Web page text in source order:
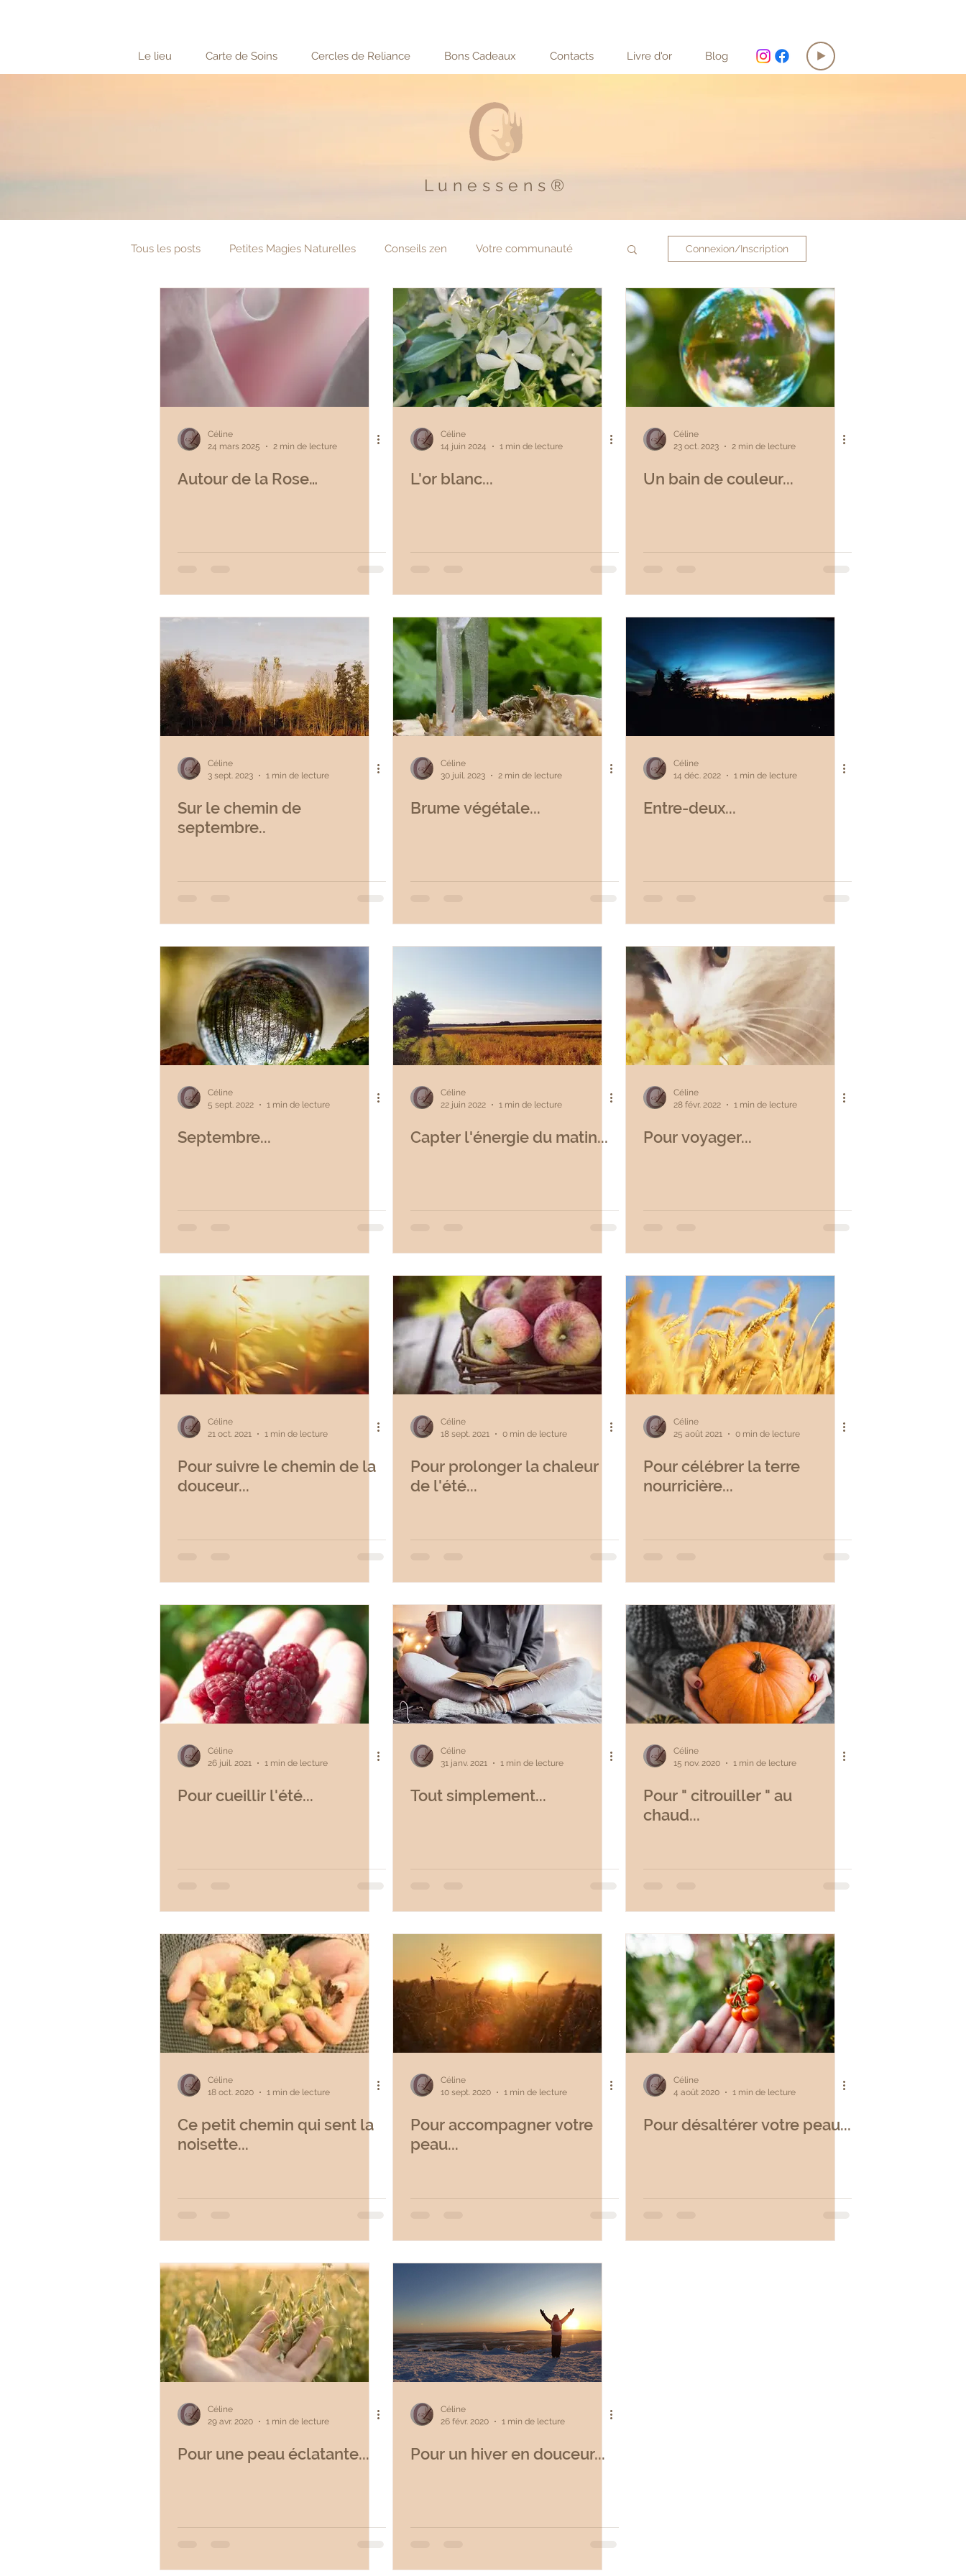
Le lieu Carte de Soins Cercles de Reliance Bons Cadeaux Contacts Livre d'or Blog
Lunessens®
Tous les posts Petites Magies Naturelles Conseils zen Votre communauté Connexion/Inscription
Céline
24 mars 2025
2 min de lecture
Autour de la Rose…
Céline
14 juin 2024
1 min de lecture
L'or blanc...
Céline
23 oct. 2023
2 min de lecture
Un bain de couleur...
Céline
3 sept. 2023
1 min de lecture
Sur le chemin de
septembre..
Céline
30 juil. 2023
2 min de lecture
Brume végétale...
Céline
14 déc. 2022
1 min de lecture
Entre-deux...
Céline
5 sept. 2022
1 min de lecture
Septembre...
Céline
22 juin 2022
1 min de lecture
Capter l'énergie du matin...
Céline
28 févr. 2022
1 min de lecture
Pour voyager...
Céline
21 oct. 2021
1 min de lecture
Pour suivre le chemin de la
douceur...
Céline
18 sept. 2021
0 min de lecture
Pour prolonger la chaleur
de l'été...
Céline
25 août 2021
0 min de lecture
Pour célébrer la terre
nourricière...
Céline
26 juil. 2021
1 min de lecture
Pour cueillir l'été...
Céline
31 janv. 2021
1 min de lecture
Tout simplement...
Céline
15 nov. 2020
1 min de lecture
Pour " citrouiller " au
chaud...
Céline
18 oct. 2020
1 min de lecture
Ce petit chemin qui sent la
noisette...
Céline
10 sept. 2020
1 min de lecture
Pour accompagner votre
peau...
Céline
4 août 2020
1 min de lecture
Pour désaltérer votre peau...
Céline
29 avr. 2020
1 min de lecture
Pour une peau éclatante...
Céline
26 févr. 2020
1 min de lecture
Pour un hiver en douceur...